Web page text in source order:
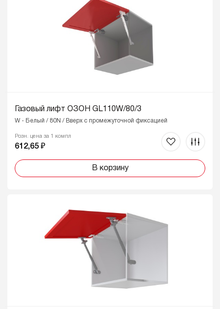
Газовый лифт ОЗОН GL110W/80/3
W - Белый / 80N / Вверх с промежуточной фиксацией
Розн. цена за 1 компл
612,65 ₽
В корзину